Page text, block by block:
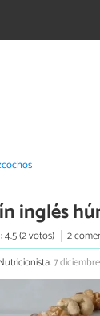
inglés
4.5 (2 votos)
2
7